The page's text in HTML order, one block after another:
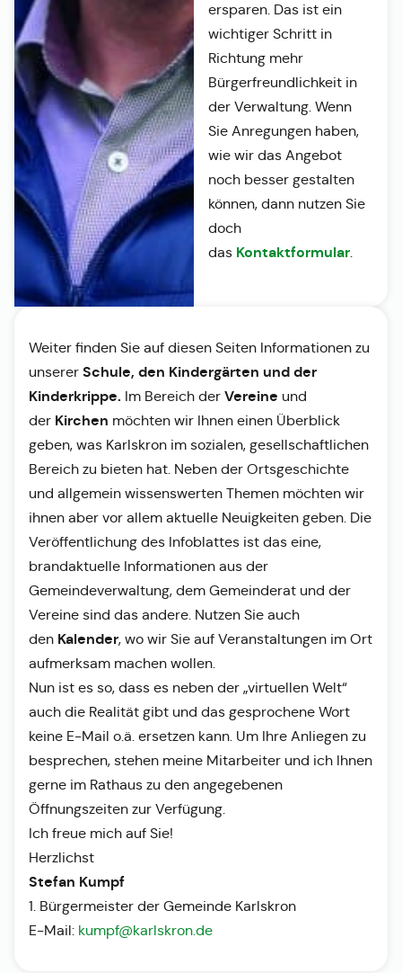
ersparen. Das ist ein
wichtiger Schritt in
Richtung mehr
Bürgerfreundlichkeit in
der Verwaltung. Wenn
Sie Anregungen haben,
wie wir das Angebot
noch besser gestalten
können, dann nutzen Sie
doch
das Kontaktformular.
Weiter finden Sie auf diesen Seiten Informationen zu
unserer Schule, den Kindergärten und der
Kinderkrippe. Im Bereich der Vereine und
der Kirchen möchten wir Ihnen einen Überblick
geben, was Karlskron im sozialen, gesellschaftlichen
Bereich zu bieten hat. Neben der Ortsgeschichte
und allgemein wissenswerten Themen möchten wir
ihnen aber vor allem aktuelle Neuigkeiten geben. Die
Veröffentlichung des Infoblattes ist das eine,
brandaktuelle Informationen aus der
Gemeindeverwaltung, dem Gemeinderat und der
Vereine sind das andere. Nutzen Sie auch
den Kalender, wo wir Sie auf Veranstaltungen im Ort
aufmerksam machen wollen.
Nun ist es so, dass es neben der „virtuellen Welt“
auch die Realität gibt und das gesprochene Wort
keine E-Mail o.ä. ersetzen kann. Um Ihre Anliegen zu
besprechen, stehen meine Mitarbeiter und ich Ihnen
gerne im Rathaus zu den angegebenen
Öffnungszeiten zur Verfügung.
Ich freue mich auf Sie!
Herzlichst
Stefan Kumpf
1. Bürgermeister der Gemeinde Karlskron
E-Mail: kumpf@karlskron.de